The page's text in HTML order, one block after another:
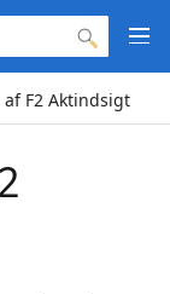
F2 Aktindsigt